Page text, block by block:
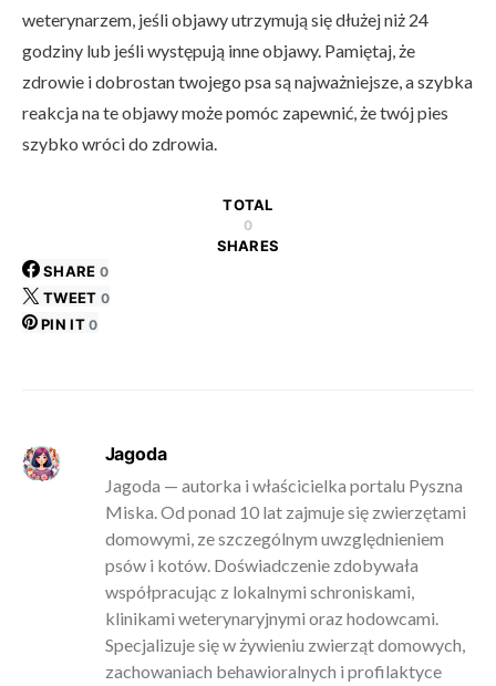
weterynarzem, jeśli objawy utrzymują się dłużej niż 24
godziny lub jeśli występują inne objawy. Pamiętaj, że
zdrowie i dobrostan twojego psa są najważniejsze, a szybka
reakcja na te objawy może pomóc zapewnić, że twój pies
szybko wróci do zdrowia.
TOTAL
0
SHARES
SHARE 0
TWEET 0
PIN IT 0
Jagoda
Jagoda — autorka i właścicielka portalu Pyszna
Miska. Od ponad 10 lat zajmuje się zwierzętami
domowymi, ze szczególnym uwzględnieniem
psów i kotów. Doświadczenie zdobywała
współpracując z lokalnymi schroniskami,
klinikami weterynaryjnymi oraz hodowcami.
Specjalizuje się w żywieniu zwierząt domowych,
zachowaniach behawioralnych i profilaktyce